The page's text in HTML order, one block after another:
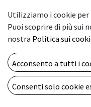
Utilizziamo i cookie
Puoi scoprire di più sui
nostra Politica sui
Acconsento a tutti i
Consenti solo cookie